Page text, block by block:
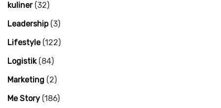
kuliner(32)
Leadership(3)
Lifestyle(122)
Logistik(84)
Marketing (2)
Me Story (186)